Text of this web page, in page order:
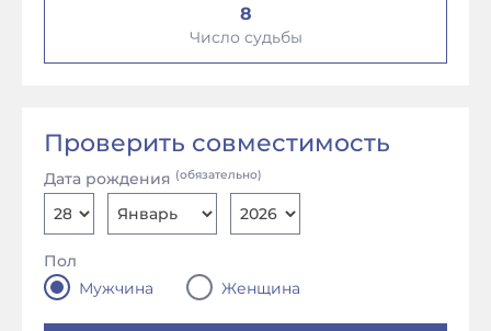
8
Число судьбы
Проверить совместимость
Дата рождения (обязательно)
Пол
Мужчина
Женщина